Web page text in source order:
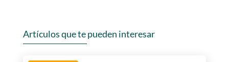
Artículos que te pueden interesar